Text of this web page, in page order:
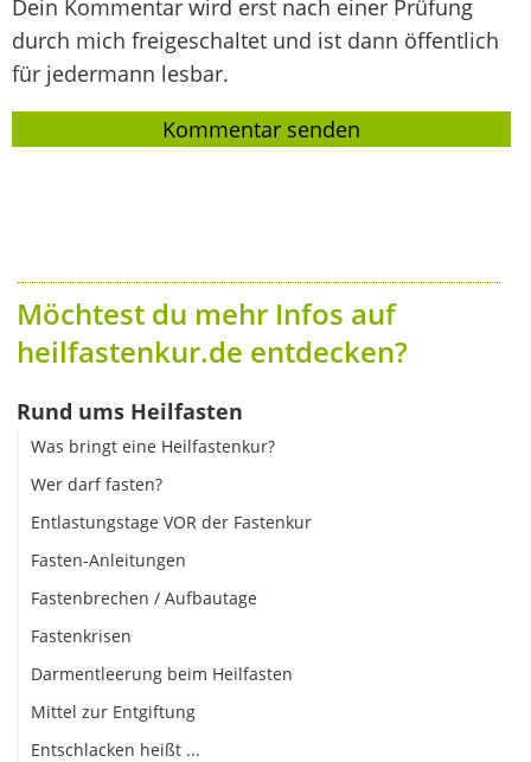
Dein Kommentar wird erst nach einer Prüfung
durch mich freigeschaltet und ist dann öffentlich
für jedermann lesbar.
Möchtest du mehr Infos auf
heilfastenkur.de entdecken?
Rund ums Heilfasten
Was bringt eine Heilfastenkur?
Wer darf fasten?
Entlastungstage VOR der Fastenkur
Fasten-Anleitungen
Fastenbrechen / Aufbautage
Fastenkrisen
Darmentleerung beim Heilfasten
Mittel zur Entgiftung
Entschlacken heißt ...